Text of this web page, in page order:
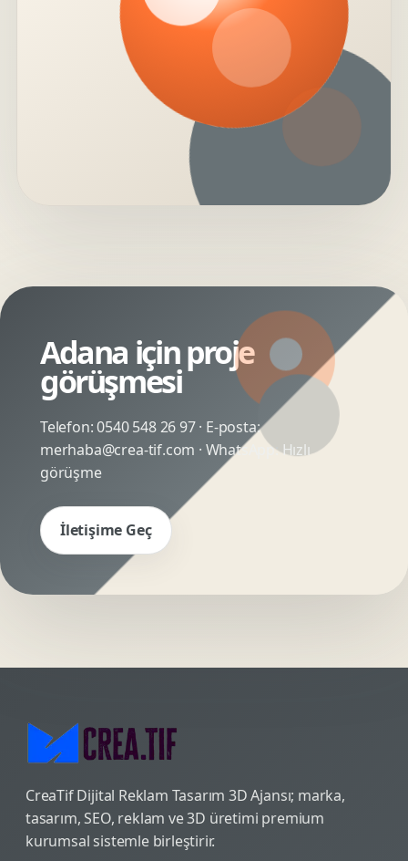
Adana için proje
görüşmesi
Telefon:0540 548 26 97· E-posta:
merhaba@crea-tif.com · WhatsApp:Hızlı
görüşme
İletişime Geç
CreaTif Dijital Reklam Tasarım 3D Ajansı; marka,
tasarım, SEO, reklam ve 3D üretimi premium
kurumsal sistemle birleştirir.